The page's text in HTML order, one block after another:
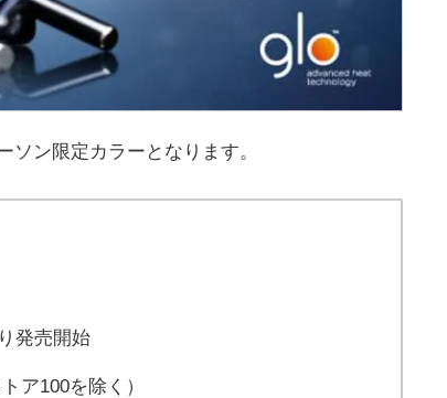
ソン限定カラーとなります。
発売開始
ア100を除く）